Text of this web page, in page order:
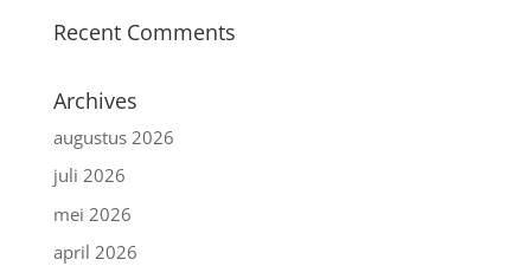
Recent Comments
Archives
augustus 2026
juli 2026
mei 2026
april 2026